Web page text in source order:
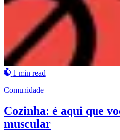
1 min read
Comunidade
Cozinha: é aqui que
muscular